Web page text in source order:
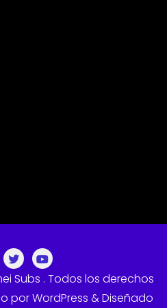
Subs . Todos los derechos
porWordPress &Diseñado